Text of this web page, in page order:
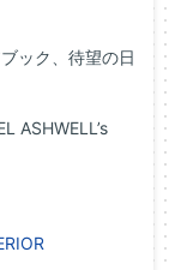
ック、待望の日
ASHWELL’s